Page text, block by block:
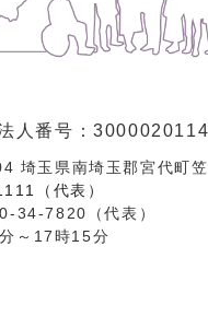
人番号：
埼玉県南埼玉郡宮代町
（代表）
34-7820（代表）
～17時15分